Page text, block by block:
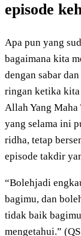
episode
Apa pun yang
bagaimana kita
dengan sabar
ringan ketika
Allah Yang Maha
yang selama ini
ridha, tetap
episode takdir
“Bolehjadi
bagimu, dan
tidak baik
mengetahui.”